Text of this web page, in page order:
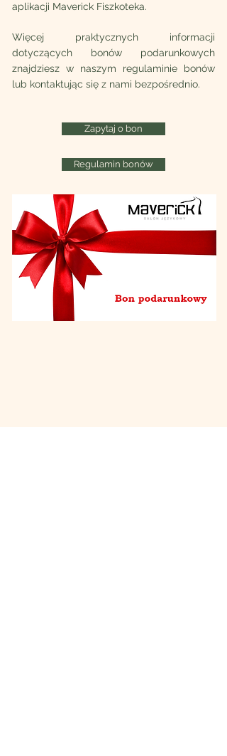
aplikacji Maverick Fiszkoteka.
Więcej praktycznych informacji
dotyczących bonów podarunkowych
znajdziesz w naszym regulaminie bonów
lub kontaktując się z nami bezpośrednio.
Zapytaj o bon
Regulamin bonów